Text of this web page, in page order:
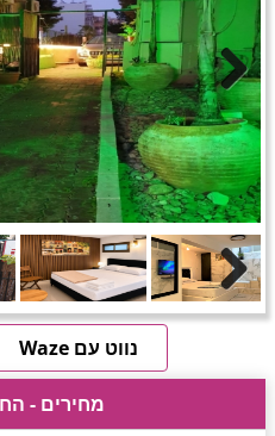
חדרים לפי שעה באזור ירושלים
חדרים לפי שעה באזור השפלה
חדרים לפי שעה בהשרון
חדרים לפי שעה בנגב
חדרים לפי שעה בגליל עליון
טוען Next
Next
נווט עם Waze
מחירים - החל מ